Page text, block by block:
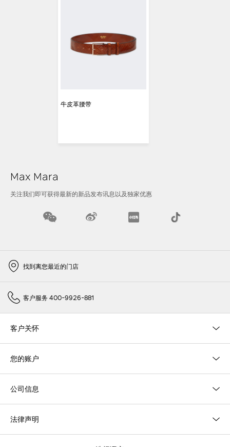
牛皮革腰带
Max Mara
关注我们即可获得最新的新品发布讯息以及独家优惠
找到离您最近的门店
客户服务 400-9926-881
客户关怀
您的账户
公司信息
法律声明